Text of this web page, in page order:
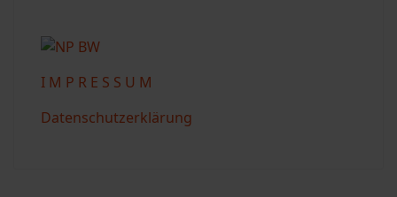
I M P R E S S U M
Datenschutzerklärung